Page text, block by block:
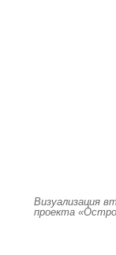
Визуализация
проекта